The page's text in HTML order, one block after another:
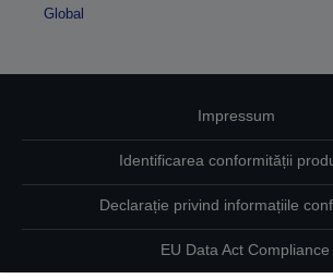
Global
Impressum
Identificarea conformității
Declarație privind informațiile
EU Data Act Compliance